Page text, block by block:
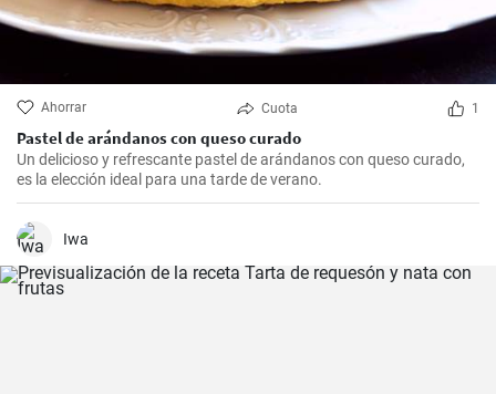
Ahorrar Cuota 1
Pastel de arándanos con queso curado
Un delicioso y refrescante pastel de arándanos con queso curado,
es la elección ideal para una tarde de verano.
Iwa